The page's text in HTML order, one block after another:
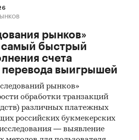
рынков»
быстрый
счета
перевода выигрышей
рынков»
обработки транзакций
различных платежных
российских букмекерских
— выявление